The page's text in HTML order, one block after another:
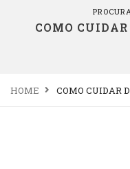
COMO
HOME COMO CUIDAR